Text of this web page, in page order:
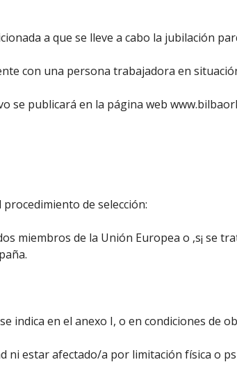
a que se lleve a cabo la jubilación
con una persona trabajadora en
se publicará en la página web
de selección:
miembros de la Unión Europea o ,s¡ se
indica en el anexo I, o en condiciones de
ni estar afectado/a por limitación física o